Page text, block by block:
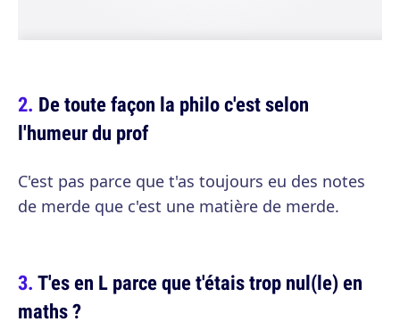
De toute façon la philo c'est selon
l'humeur du prof
C'est pas parce que t'as toujours eu des notes
de merde que c'est une matière de merde.
T'es en L parce que t'étais trop nul(le) en
maths ?